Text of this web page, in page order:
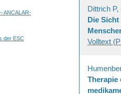
ANCALAR-
der ESC
Dittrich
Die
Volltext
Therapie